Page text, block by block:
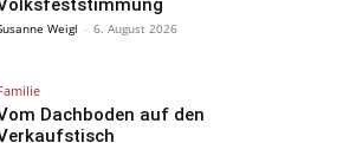
Weigl - 6. August 2026
Dachboden auf den